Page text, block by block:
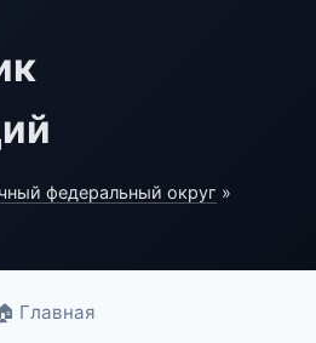
федеральный округ »
Главная